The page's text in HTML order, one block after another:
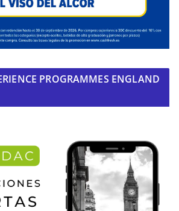
PROGRAMMES ENGLAND